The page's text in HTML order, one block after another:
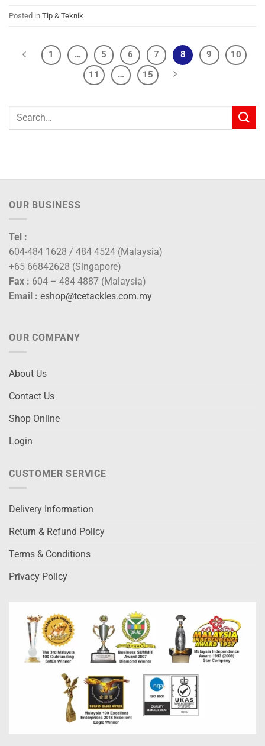
Posted in Tip & Teknik
1 … 5 6 7 8 9
10
11
… 15
Search
OUR BUSINESS
Tel :
604-484 1628 / 484 4524 (Malaysia)
+65 66842628 (Singapore)
Fax : 604 – 484 4887 (Malaysia)
Email : eshop@tcetackles.com.my
OUR COMPANY
About Us
Contact Us
Shop Online
Login
CUSTOMER SERVICE
Delivery Information
Return & Refund Policy
Terms & Conditions
Privacy Policy